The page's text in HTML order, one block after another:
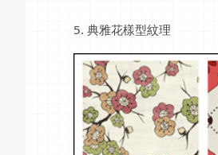
5. 典雅花樣型紋理